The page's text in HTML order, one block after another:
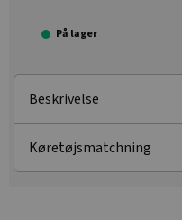
På lager
Beskrivelse
Køretøjsmatchning